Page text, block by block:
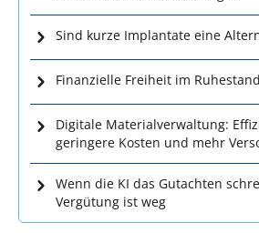
Sind kurze Implantate eine
Finanzielle Freiheit im Ruhestand
Digitale Materialverwaltung:
geringere Kosten und mehr
Wenn die KI das Gutachten
Vergütung ist weg